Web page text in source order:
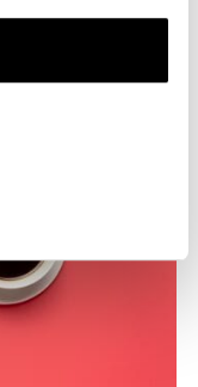
suodatinkahvi